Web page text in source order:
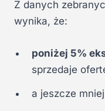
Z danych
wynika, że:
poniżej 5%
sprzedaje
a jeszcze